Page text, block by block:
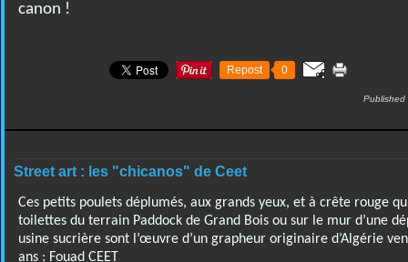
canon !
Repost 0
Published
Street art : les "chicanos" de Ceet
Ces petits poulets déplumés, aux grands yeux, et à crête rouge
toilettes du terrain Paddock de Grand Bois ou sur le mur d’une
usine sucrière sont l’œuvre d’un grapheur originaire d’Algérie
ans : Fouad CEET